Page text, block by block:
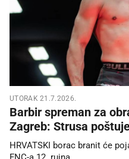
UTORAK 21.7.2026.
Barbir spreman za
Zagreb: Strusa
HRVATSKI borac branit će